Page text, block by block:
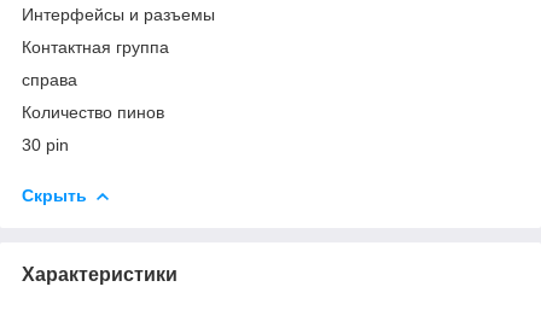
Интерфейсы и разъемы
Контактная группа
справа
Количество пинов
30 pin
Скрыть
Характеристики